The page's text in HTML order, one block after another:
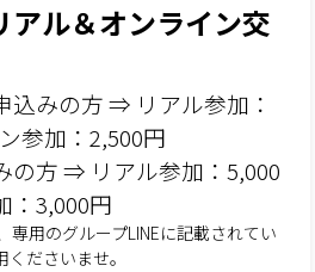
ル＆オンライン交
込みの方 ⇒ リアル参加：
参加：2,500円
の方 ⇒ リアル参加：5,000
3,000円
用のグループLINEに記載されてい
ださいませ。